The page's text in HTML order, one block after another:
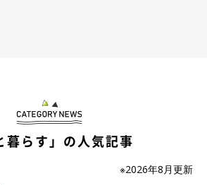
暮らす」の人気記事
※2026年8月更新